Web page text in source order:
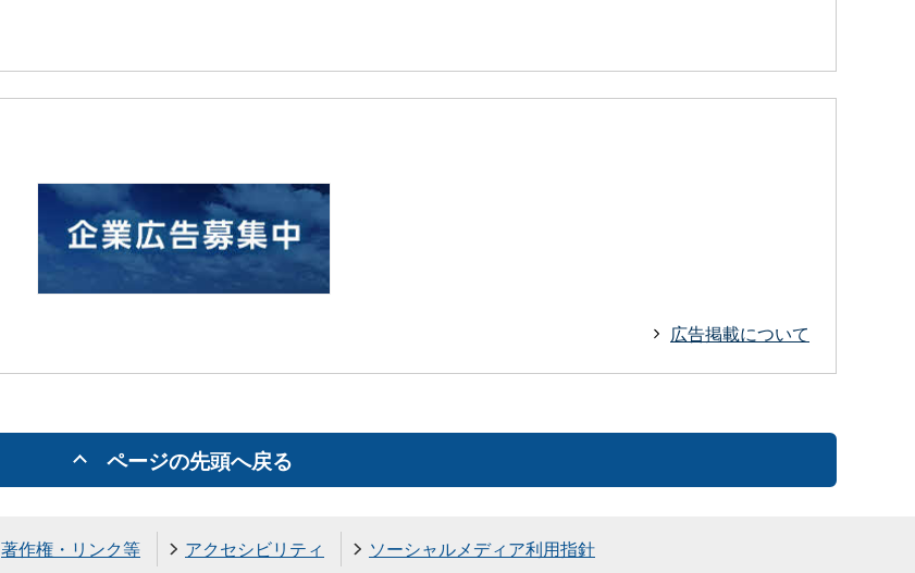
広告掲載について
ページの先頭へ戻る
著作権・リンク等 アクセシビリティ ソーシャルメディア利用指針